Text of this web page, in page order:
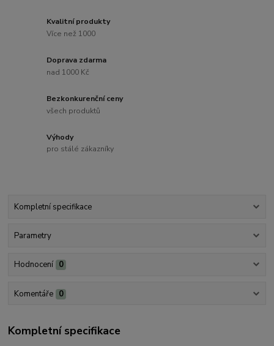
Kvalitní produkty
Více než 1000
Doprava zdarma
nad 1000 Kč
Bezkonkurenční ceny
všech produktů
Výhody
pro stálé zákazníky
Kompletní specifikace
Parametry
Hodnocení 0
Komentáře 0
Kompletní specifikace